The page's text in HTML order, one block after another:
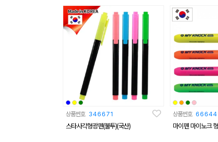
상품번호 346671
스타사각형광펜(불투)(국산)
상품번호
마이펜 마이노크